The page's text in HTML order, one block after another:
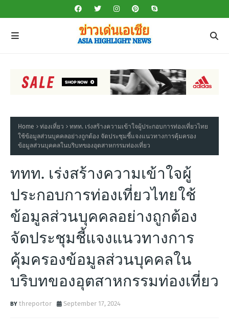
Home ท่องเที่ยว
ททท. เร่งสร้างความเข้าใจผู้ประกอบการท่องเที่ยวไทย
ใช้ข้อมูลส่วนบุคคลอย่างถูกต้อง จัดประชุมชี้แจงแนวทางการคุ้มครอง
ข้อมูลส่วนบุคคลในบริบทของอุตสาหกรรมท่องเที่ยว
ททท. เร่งสร้างความเข้าใจผู้
ประกอบการท่องเที่ยวไทยใช้
ข้อมูลส่วนบุคคลอย่างถูกต้อง
จัดประชุมชี้แจงแนวทางการ
คุ้มครองข้อมูลส่วนบุคคลใน
บริบทของอุตสาหกรรมท่องเที่ยว
threportor September 17, 2024